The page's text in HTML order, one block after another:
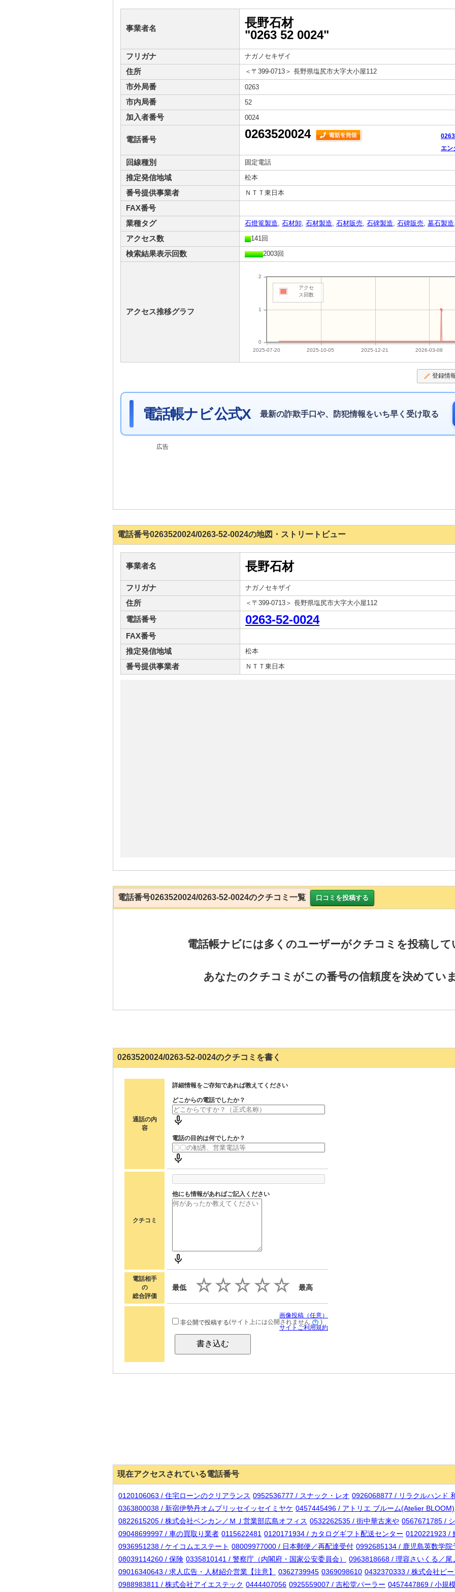
事業者名
長野石材
"0263 52 0024"
フリガナ ナガノセキザイ
住所 ＜〒399-0713＞ 長野県塩尻市大字大小屋112
市外局番 0263
市内局番 52
加入者番号 0024
電話番号
エン
0263520024
回線種別 固定電話
推定発信地域 松本
番号提供事業者 ＮＴＴ東日本
FAX番号
業種タグ
石燈篭製造, 石材卸, 石材製造, 石材販売, 石碑製造, 石碑販売, 墓石製造,
アクセス数 141回
検索結果表示回数 2003回
アクセス推移グラフ
2025-07-20 2025-10-05 2025-12-21 2026-03-08
0
1
2
アクセ
ス回数
登録情
電話帳ナビ 公式X 最新の詐欺手口や、防犯情報をいち早く受け取る
広告
電話番号0263520024/0263-52-0024の地図・ストリートビュー
事業者名 長野石材
フリガナ ナガノセキザイ
住所 ＜〒399-0713＞ 長野県塩尻市大字大小屋112
電話番号 0263-52-0024
FAX番号
推定発信地域
松本
番号提供事業者 ＮＴＴ東日本
電話番号0263520024/0263-52-0024のクチコミ一覧 口コミを投稿する
電話帳ナビには多くのユーザーがクチコミを投稿して
あなたのクチコミがこの番号の信頼度を決めていま
0263520024/0263-52-0024のクチコミを書く
通話の内
容
詳細情報をご存知であれば教えてください
どこからの電話でしたか？
電話の目的は何でしたか？
クチコミ
他にも情報があればご記入ください
電話相手
の
総合評価
最低 最高
非公開で投稿する(サイト上には公開されません )
画像投稿（任意）
サイトご利用規約
現在アクセスされている電話番号
0120106063 / 住宅ローンのクリアランス 0952536777 / スナック・レオ 0926068877 / リラクルハンド
0363800038 / 新宿伊勢丹オムプリッセイッセイミヤケ 0457445496 / アトリエ ブルーム(Atelier BLOOM)
0822615205 / 株式会社ベンカン／ＭＪ営業部広島オフィス 0532262535 / 街中華古来や 0567671785 /
09048699997 / 車の買取り業者 0115622481 0120171934 / カタログギフト配送センター 0120221923 /
0936951238 / ケイコムエステート 08009977000 / 日本郵便／再配達受付 0992685134 / 鹿児島英数学院
08039114260 / 保険 0335810141 / 警察庁（内閣府・国家公安委員会） 0963818668 / 理容さいくる／尾
09016340643 / 求人広告・人材紹介営業【注意】
0362739945 0369098610 0432370333 / 株式会社ビー
0988983811 / 株式会社アイエステック 0444407056 0925559007 / 吉松堂パーラー 0457447869 / 小規